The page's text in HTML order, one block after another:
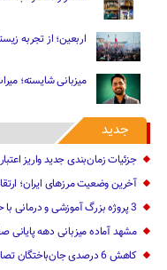
اربعین؛ از تجربه
میزبانی شایسته؛
جدید
جزئیات زمان‌بندی جدید واریز
آخرین وضعیت مرزهای ایران؛
3 پروژه بزرگ آموزشی و درمانی با حضور وزیر بهداشت در فارس افتتاح شد
مشهد آماده میزبانی دهه پایانی صفر؛
کاهش 6 درصدی جان‌باختگان تصادفات برون شهری خراسان شمالی